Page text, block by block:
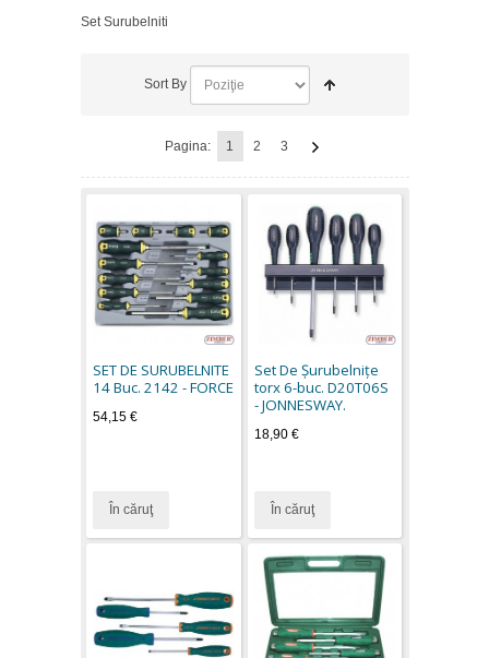
Set Surubelniti
Sort By
Pagina: 1 2 3
SET DE SURUBELNITE
14 Buc. 2142 - FORCE
54,15 €
În căruţ
Set De Şurubelniţe
torx 6-buc. D20T06S
- JONNESWAY.
18,90 €
În căruţ